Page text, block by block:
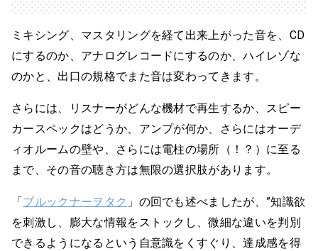
ミキシング、マスタリングを経て出来上がった音を、CD
にするのか、アナログレコードにするのか、ハイレゾな
のかと、出口の規格でまた音は変わってきます。
さらには、リスナーがどんな機材で再生するか、スピー
カースペックはどうか、アンプが何か、さらにはオーデ
ィオルームの壁や、さらには電柱の場所（！？）に至る
まで、その音の聴き方は無限の選択肢があります。
「ブルックナーヲタク 」の回でも述べましたが、”知識欲
を刺激し、膨大な情報をストックし、微細な違いを判別
できるようになるという自意識をくすぐり、達成感を得